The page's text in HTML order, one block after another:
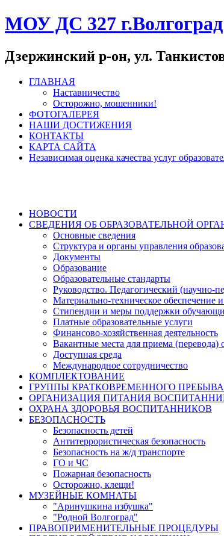
МОУ ДС 327 г.Волгоград
Дзержинский р-он, ул.
ГЛАВНАЯ
Наставничество
Осторожно, мошенники!
ФОТОГАЛЕРЕЯ
НАШИ ДОСТИЖЕНИЯ
КОНТАКТЫ
КАРТА САЙТА
Независимая оценка качества услуг
НОВОСТИ
СВЕДЕНИЯ ОБ ОБРАЗОВАТЕЛЬНОЙ
Основные сведения
Структура и органы управления
Документы
Образование
Образовательные стандарты
Руководство. Педагогический (научно-
Материально-техническое обеспечение
Стипендии и меры поддержки
Платные образовательные услуги
Финансово-хозяйственная деятельность
Вакантные места для приема (перевода)
Доступная среда
Международное сотрудничество
КОМПЛЕКТОВАНИЕ
ГРУППЫ КРАТКОВРЕМЕННОГО
ОРГАНИЗАЦИЯ ПИТАНИЯ
ОХРАНА ЗДОРОВЬЯ ВОСПИТАННИКОВ
БЕЗОПАСНОСТЬ
Безопасность детей
Антитеррористическая безопасность
Безопасность на ж/д транспорте
ГО и ЧС
Пожарная безопасность
Осторожно, клещи!
МУЗЕЙНЫЕ КОМНАТЫ
"Аринушкина избушка"
"Родной Волгоград"
ПРАВОПРИМЕНИТЕЛЬНЫЕ ПРОЦЕДУРЫ